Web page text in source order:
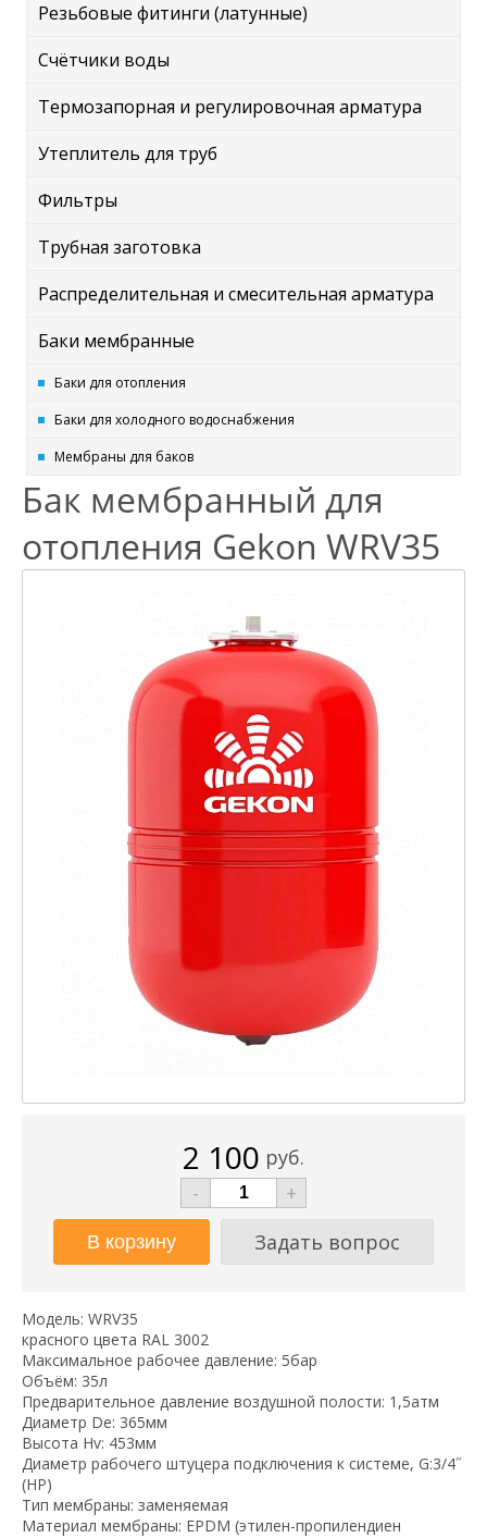
Резьбовые фитинги (латунные)
Счётчики воды
Термозапорная и регулировочная арматура
Утеплитель для труб
Фильтры
Трубная заготовка
Распределительная и смесительная арматура
Баки мембранные
Баки для отопления
Баки для холодного водоснабжения
Мембраны для баков
Бак мембранный для
отопления Gekon WRV35
2 100 руб.
-
+
Задать вопрос
Модель: WRV35
красного цвета RAL 3002
Максимальное рабочее давление: 5бар
Объём: 35л
Предварительное давление воздушной полости: 1,5атм
Диаметр De: 365мм
Высота Hv: 453мм
Диаметр рабочего штуцера подключения к системе, G:3/4˝
(НР)
Тип мембраны: заменяемая
Материал мембраны: EPDM (этилен-пропилендиен